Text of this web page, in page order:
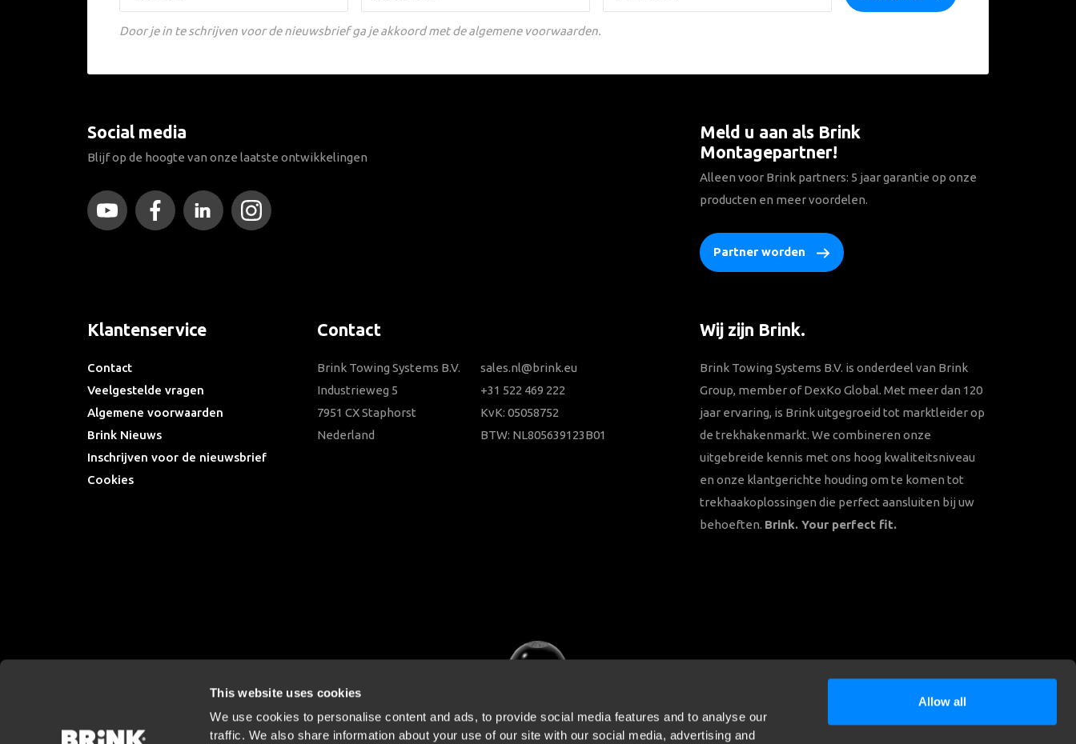
This website uses cookies
We use cookies to personalise content and ads, to provide social media features and to analyse our
traffic. We also share information about your use of our site with our social media, advertising and
Allow all
Door je in te schrijven voor de nieuwsbrief ga je akkoord met de algemene voorwaarden.
Social media
Blijf op de hoogte van onze laatste ontwikkelingen
Meld u aan als Brink
Montagepartner!
Alleen voor Brink partners: 5 jaar garantie op onze
producten en meer voordelen.
Partner worden
Klantenservice
Contact
Veelgestelde vragen
Algemene voorwaarden
Brink Nieuws
Inschrijven voor de nieuwsbrief
Cookies
Contact
Brink Towing Systems B.V.
Industrieweg 5
7951 CX Staphorst
Nederland
sales.nl@brink.eu
+31 522 469 222
KvK: 05058752
BTW: NL805639123B01
Wij zijn Brink.
Brink Towing Systems B.V. is onderdeel van Brink
Group, member of DexKo Global. Met meer dan 120
jaar ervaring, is Brink uitgegroeid tot marktleider op
de trekhakenmarkt. We combineren onze
uitgebreide kennis met ons hoog kwaliteitsniveau
en onze klantgerichte houding om te komen tot
trekhaakoplossingen die perfect aansluiten bij uw
behoeften. Brink. Your perfect fit.